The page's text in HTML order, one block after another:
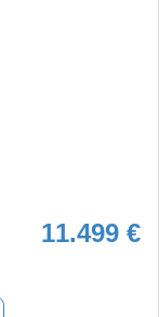
11.499 €